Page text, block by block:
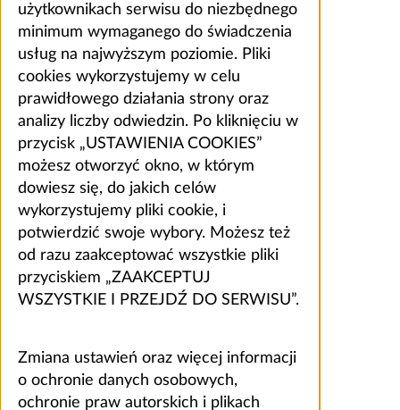
użytkownikach serwisu do niezbędnego
minimum wymaganego do świadczenia
usług na najwyższym poziomie. Pliki
cookies wykorzystujemy w celu
prawidłowego działania strony oraz
analizy liczby odwiedzin. Po kliknięciu w
przycisk „USTAWIENIA COOKIES”
możesz otworzyć okno, w którym
dowiesz się, do jakich celów
wykorzystujemy pliki cookie, i
potwierdzić swoje wybory. Możesz też
od razu zaakceptować wszystkie pliki
przyciskiem „ZAAKCEPTUJ
WSZYSTKIE I PRZEJDŹ DO SERWISU”.
Zmiana ustawień oraz więcej informacji
o ochronie danych osobowych,
ochronie praw autorskich i plikach